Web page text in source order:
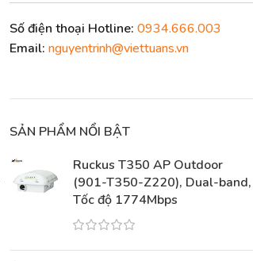
Số điện thoại Hotline: 0934.666.003
Email: nguyentrinh@viettuans.vn
SẢN PHẨM NỔI BẬT
Ruckus T350 AP Outdoor
(901-T350-Z220), Dual-band,
Tốc độ 1774Mbps